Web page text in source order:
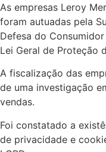
As empresas Leroy
foram autuadas pela
Defesa do
Lei Geral de Proteção
A fiscalização das
de uma investigação
vendas.
Foi constatado a
de privacidade e